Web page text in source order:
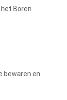
Boren
bewaren en